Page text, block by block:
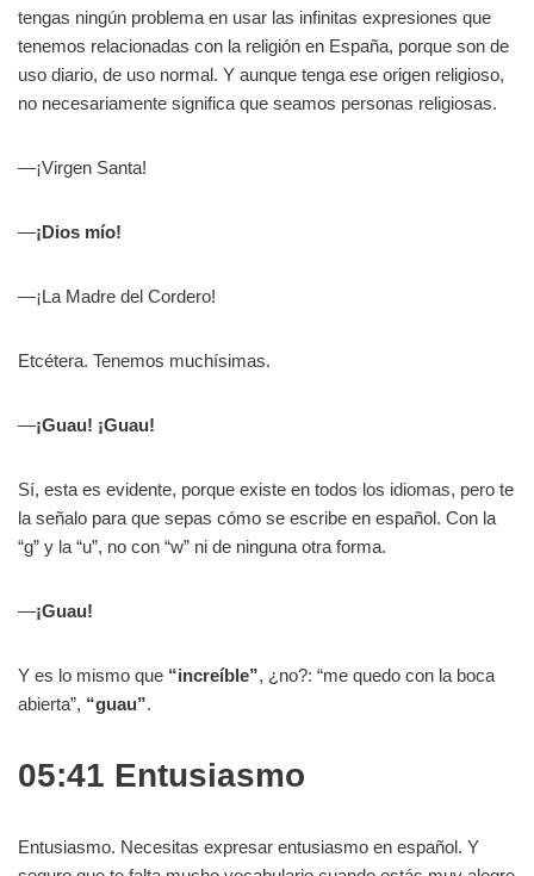
tengas ningún problema en usar las infinitas expresiones que
tenemos relacionadas con la religión en España, porque son de
uso diario, de uso normal. Y aunque tenga ese origen religioso,
no necesariamente significa que seamos personas religiosas.
—¡Virgen Santa!
—¡Dios mío!
—¡La Madre del Cordero!
Etcétera. Tenemos muchísimas.
—¡Guau! ¡Guau!
Sí, esta es evidente, porque existe en todos los idiomas, pero te
la señalo para que sepas cómo se escribe en español. Con la
“g” y la “u”, no con “w” ni de ninguna otra forma.
—¡Guau!
Y es lo mismo que “increíble”, ¿no?: “me quedo con la boca
abierta”, “guau”.
05:41 Entusiasmo
Entusiasmo. Necesitas expresar entusiasmo en español. Y